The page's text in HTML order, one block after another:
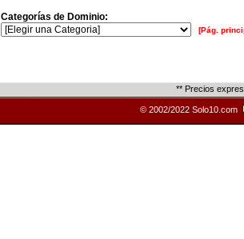
Categorías de Dominio:
[Pág.
** Precios
© 2002/2022 Solo10.com